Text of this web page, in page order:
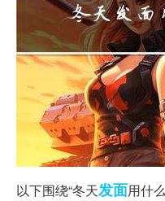
以下围绕“冬天发面用什